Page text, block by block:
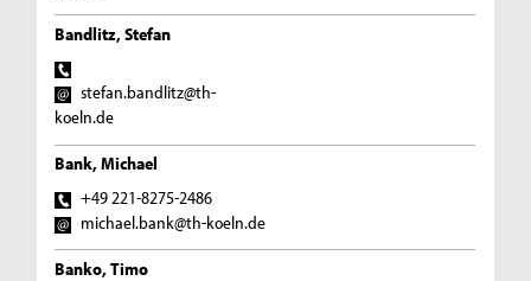
Bandlitz, Stefan
stefan.bandlitz@th-
koeln.de
Bank, Michael
+49 221-8275-2486
michael.bank@th-koeln.de
Banko, Timo